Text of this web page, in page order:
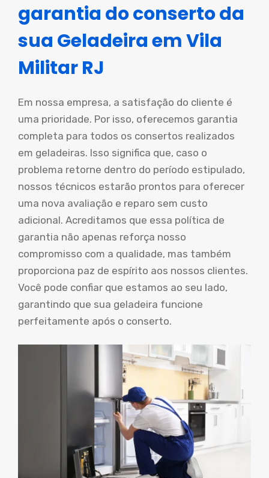
garantia do conserto da
sua Geladeira em Vila
Militar RJ
Em nossa empresa, a satisfação do cliente é
uma prioridade. Por isso, oferecemos garantia
completa para todos os consertos realizados
em geladeiras. Isso significa que, caso o
problema retorne dentro do período estipulado,
nossos técnicos estarão prontos para oferecer
uma nova avaliação e reparo sem custo
adicional. Acreditamos que essa política de
garantia não apenas reforça nosso
compromisso com a qualidade, mas também
proporciona paz de espírito aos nossos clientes.
Você pode confiar que estamos ao seu lado,
garantindo que sua geladeira funcione
perfeitamente após o conserto.